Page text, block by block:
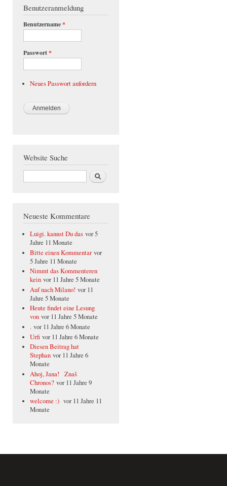
Benutzeranmeldung
Benutzername*
Passwort*
Neues Passwort anfordern
Website Suche
Suche
Neueste Kommentare
Luigi. kannst Du das vor 5
Jahre 11 Monate
Bitte einen Kommentar vor
5 Jahre 11 Monate
Nimmt das Kommenteren
kein vor 11 Jahre 5 Monate
Auf nach Milano! vor 11
Jahre 5 Monate
Heute findet eine Lesung
von vor 11 Jahre 5 Monate
. vor 11 Jahre 6 Monate
Urfi vor 11 Jahre 6 Monate
Diesen Beitrag hat
Stephan vor 11 Jahre 6
Monate
Ahoj, Jana! Znaš
Chronos? vor 11 Jahre 9
Monate
welcome :) vor 11 Jahre 11
Monate